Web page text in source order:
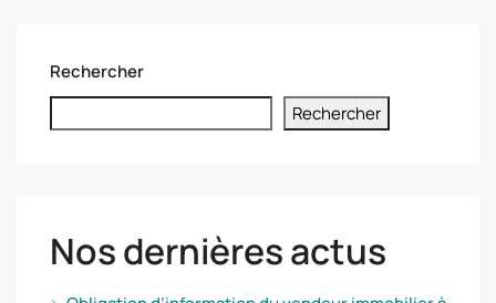
Rechercher
Rechercher
Nos dernières actus